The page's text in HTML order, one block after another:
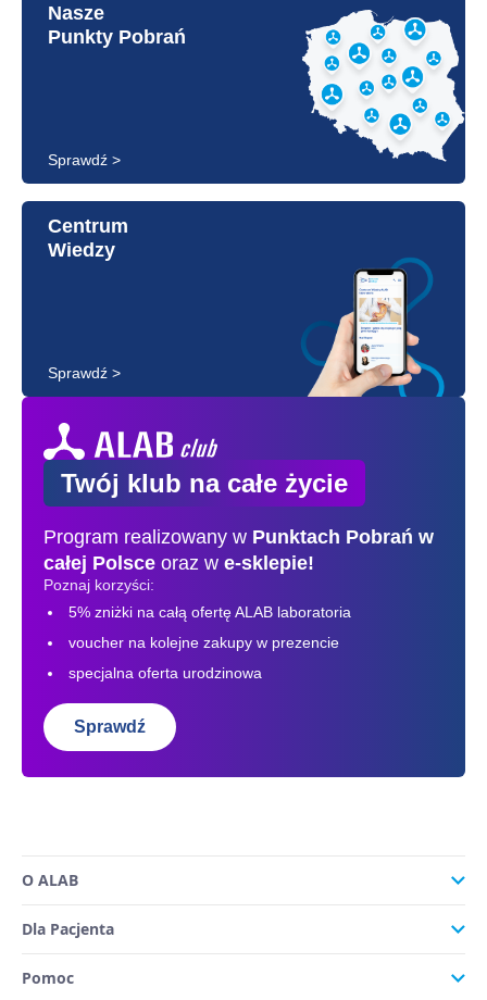
Nasze
Punkty Pobrań
Sprawdź >
Centrum
Wiedzy
Sprawdź >
Twój klub na całe życie
Program realizowany w Punktach Pobrań w
całej Polsce oraz w e-sklepie!
Poznaj korzyści:
5% zniżki na całą ofertę ALAB laboratoria
voucher na kolejne zakupy w prezencie
specjalna oferta urodzinowa
Sprawdź
O ALAB
Dla Pacjenta
Pomoc